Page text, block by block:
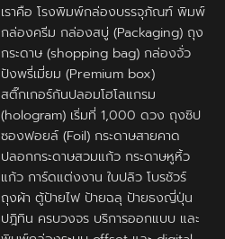
เราคือ โรงพิมพ์กล่องบรรจุภัณฑ์ พิมพ์
กล่องครีม กล่องสบู่ (Packaging) ถุง
กระดาษ (shopping bag) กล่องจั่ว
ปังพรี่เมี่ยม (Premium box)
สติ๊กเกอร์กันปลอมโฮโลแกรม
(hologram) เริ่มที่ 1,000 ดวง ถุงซิป
ซองฟอยล์ (Foil) กระดาษสายคาด
ปลอกกระดาษสวมแก้ว กระดาษหูหิ้ว
แก้ว การ์ดแต่งงาน ใบปลิว โบรชัวร์
ถุงผ้า ตู้ป้ายไฟ ป้ายฉลุ ป้ายธงญี่ปุ่น
ปฎิทิน ครบวงจร บริการออกแบบ และ